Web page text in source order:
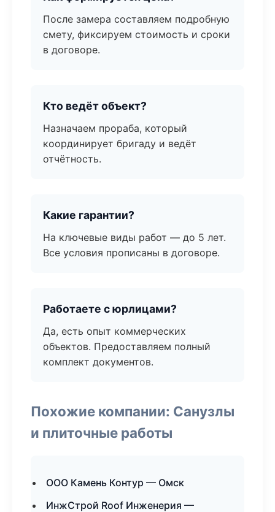
После замера составляем подробную
смету, фиксируем стоимость и сроки
в договоре.
Кто ведёт объект?
Назначаем прораба, который
координирует бригаду и ведёт
отчётность.
Какие гарантии?
На ключевые виды работ — до 5 лет.
Все условия прописаны в договоре.
Работаете с юрлицами?
Да, есть опыт коммерческих
объектов. Предоставляем полный
комплект документов.
Похожие компании: Санузлы
и плиточные работы
ООО Камень Контур — Омск
ИнжСтрой Roof Инженерия —